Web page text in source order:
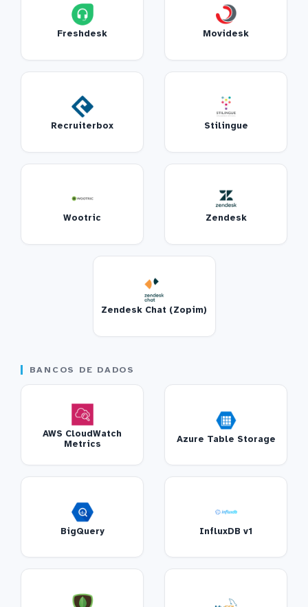
Freshdesk Movidesk
Recruiterbox Stilingue
Wootric Zendesk
Zendesk Chat (Zopim)
BANCOS DE DADOS
AWS CloudWatch
Metrics
Azure Table Storage
BigQuery InfluxDB v1